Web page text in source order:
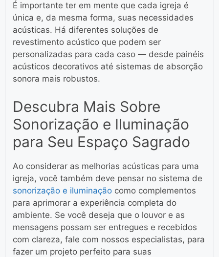
É importante ter em mente que cada igreja é
única e, da mesma forma, suas necessidades
acústicas. Há diferentes soluções de
revestimento acústico que podem ser
personalizadas para cada caso — desde painéis
acústicos decorativos até sistemas de absorção
sonora mais robustos.
Descubra Mais Sobre
Sonorização e Iluminação
para Seu Espaço Sagrado
Ao considerar as melhorias acústicas para uma
igreja, você também deve pensar no sistema de
sonorização e iluminação como complementos
para aprimorar a experiência completa do
ambiente. Se você deseja que o louvor e as
mensagens possam ser entregues e recebidos
com clareza, fale com nossos especialistas, para
fazer um projeto perfeito para suas